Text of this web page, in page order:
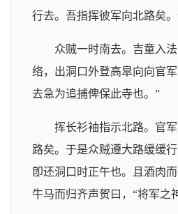
行去。吾指挥彼军向北路矣。
众贼一时南去。吉童入
络，出洞口外登高皐向向官
去急为追捕俾保此寺也。”
挥长衫袖指示北路。官
路矣。于是众贼遵大路缓缓
卽还洞口时正午也。且酒肉
牛马而归齐声贺曰，“将军之